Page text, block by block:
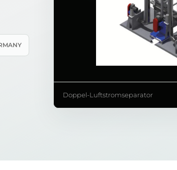
Doppel-Luftstromseparator